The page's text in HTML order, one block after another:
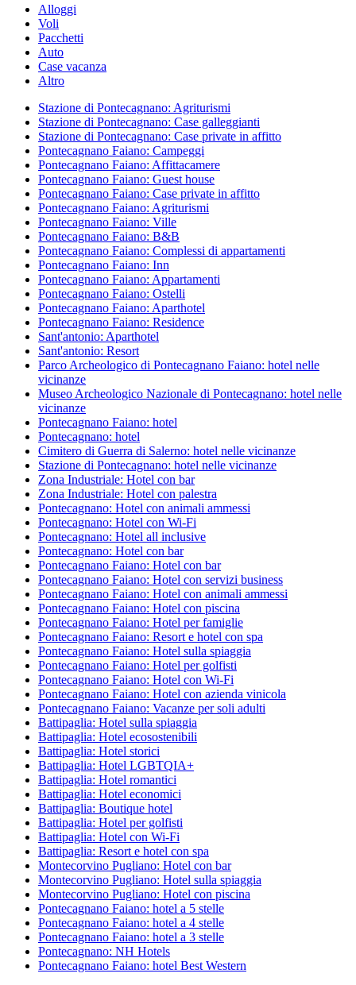
Alloggi
Voli
Pacchetti
Auto
Case vacanza
Altro
Stazione di Pontecagnano: Agriturismi
Stazione di Pontecagnano: Case galleggianti
Stazione di Pontecagnano: Case private in affitto
Pontecagnano Faiano: Campeggi
Pontecagnano Faiano: Affittacamere
Pontecagnano Faiano: Guest house
Pontecagnano Faiano: Case private in affitto
Pontecagnano Faiano: Agriturismi
Pontecagnano Faiano: Ville
Pontecagnano Faiano: B&B
Pontecagnano Faiano: Complessi di appartamenti
Pontecagnano Faiano: Inn
Pontecagnano Faiano: Appartamenti
Pontecagnano Faiano: Ostelli
Pontecagnano Faiano: Aparthotel
Pontecagnano Faiano: Residence
Sant'antonio: Aparthotel
Sant'antonio: Resort
Parco Archeologico di Pontecagnano Faiano: hotel nelle
vicinanze
Museo Archeologico Nazionale di Pontecagnano: hotel nelle
vicinanze
Pontecagnano Faiano: hotel
Pontecagnano: hotel
Cimitero di Guerra di Salerno: hotel nelle vicinanze
Stazione di Pontecagnano: hotel nelle vicinanze
Zona Industriale: Hotel con bar
Zona Industriale: Hotel con palestra
Pontecagnano: Hotel con animali ammessi
Pontecagnano: Hotel con Wi-Fi
Pontecagnano: Hotel all inclusive
Pontecagnano: Hotel con bar
Pontecagnano Faiano: Hotel con bar
Pontecagnano Faiano: Hotel con servizi business
Pontecagnano Faiano: Hotel con animali ammessi
Pontecagnano Faiano: Hotel con piscina
Pontecagnano Faiano: Hotel per famiglie
Pontecagnano Faiano: Resort e hotel con spa
Pontecagnano Faiano: Hotel sulla spiaggia
Pontecagnano Faiano: Hotel per golfisti
Pontecagnano Faiano: Hotel con Wi-Fi
Pontecagnano Faiano: Hotel con azienda vinicola
Pontecagnano Faiano: Vacanze per soli adulti
Battipaglia: Hotel sulla spiaggia
Battipaglia: Hotel ecosostenibili
Battipaglia: Hotel storici
Battipaglia: Hotel LGBTQIA+
Battipaglia: Hotel romantici
Battipaglia: Hotel economici
Battipaglia: Boutique hotel
Battipaglia: Hotel per golfisti
Battipaglia: Hotel con Wi-Fi
Battipaglia: Resort e hotel con spa
Montecorvino Pugliano: Hotel con bar
Montecorvino Pugliano: Hotel sulla spiaggia
Montecorvino Pugliano: Hotel con piscina
Pontecagnano Faiano: hotel a 5 stelle
Pontecagnano Faiano: hotel a 4 stelle
Pontecagnano Faiano: hotel a 3 stelle
Pontecagnano: NH Hotels
Pontecagnano Faiano: hotel Best Western